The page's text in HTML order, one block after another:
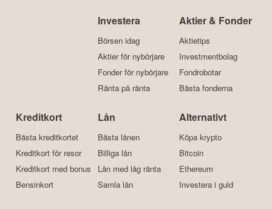
Investera
Börsen idag
Aktier för nybörjare
Fonder för nybörjare
Ränta på ränta
Aktier & Fonder
Aktietips
Investmentbolag
Fondrobotar
Bästa fonderna
Kreditkort
Bästa kreditkortet
Kreditkort för resor
Kreditkort med bonus
Bensinkort
Lån
Bästa lånen
Billiga lån
Lån med låg ränta
Samla lån
Alternativt
Köpa krypto
Bitcoin
Ethereum
Investera i guld